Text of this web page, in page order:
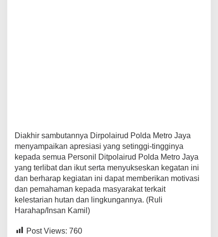
Diakhir sambutannya Dirpolairud Polda Metro Jaya
menyampaikan apresiasi yang setinggi-tingginya
kepada semua Personil Ditpolairud Polda Metro Jaya
yang terlibat dan ikut serta menyukseskan kegatan ini
dan berharap kegiatan ini dapat memberikan motivasi
dan pemahaman kepada masyarakat terkait
kelestarian hutan dan lingkungannya. (Ruli
Harahap/Insan Kamil)
Post Views: 760